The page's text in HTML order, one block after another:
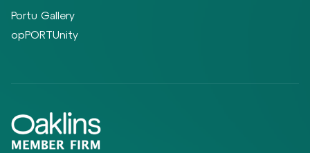
Portu Gallery
opPORTUnity